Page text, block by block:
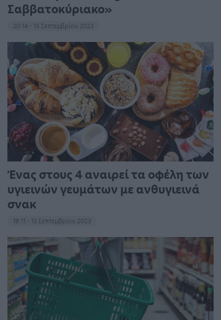
Σαββατοκύριακο»
20:14 - 15 Σεπτεμβρίου 2023
Ένας στους 4 αναιρεί τα οφέλη των
υγιεινών γευμάτων με ανθυγιεινά
σνακ
18:11 - 15 Σεπτεμβρίου 2023